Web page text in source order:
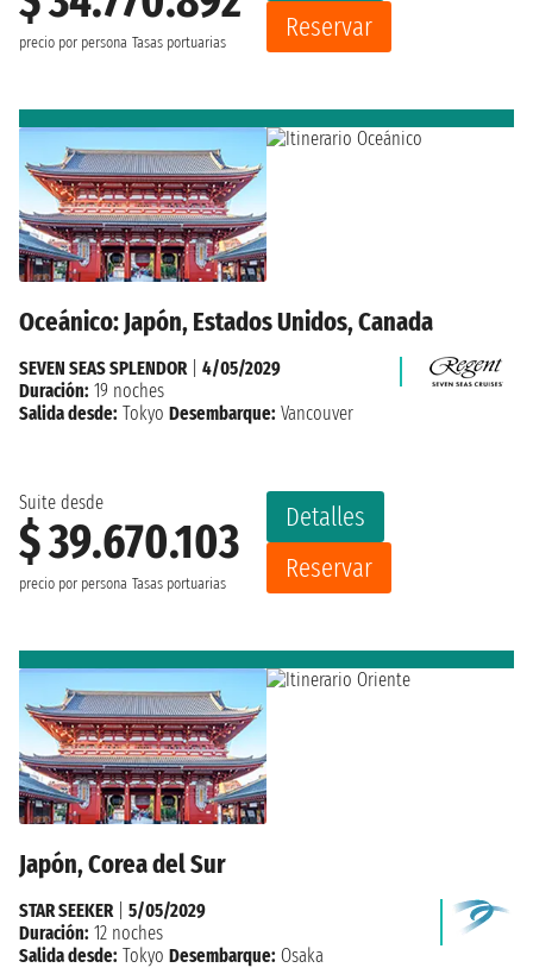
precio por persona Tasas portuarias Reservar
Oceánico: Japón, Estados Unidos, Canada
Suite desde
$ 39.670.103
precio por persona Tasas portuarias
Detalles
Reservar
SEVEN SEAS SPLENDOR| 4/05/2029
Duración: 19 noches
Salida desde: Tokyo Desembarque: Vancouver
Japón, Corea del Sur
STAR SEEKER| 5/05/2029
Duración: 12 noches
Salida desde: Tokyo Desembarque: Osaka